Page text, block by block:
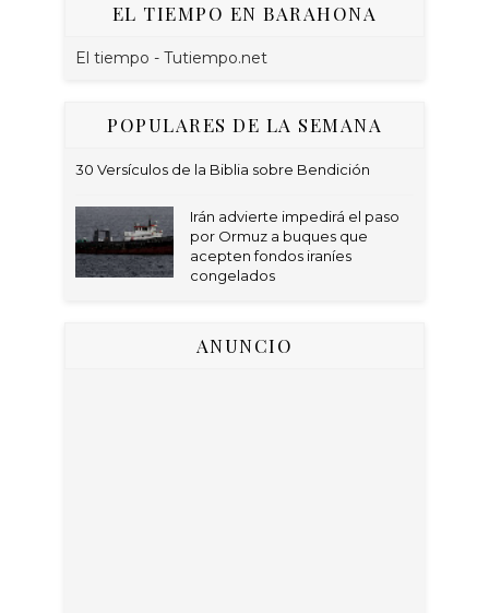
EL TIEMPO EN BARAHONA
El tiempo - Tutiempo.net
POPULARES DE LA SEMANA
30 Versículos de la Biblia sobre Bendición
Irán advierte impedirá el paso
por Ormuz a buques que
acepten fondos iraníes
congelados
ANUNCIO